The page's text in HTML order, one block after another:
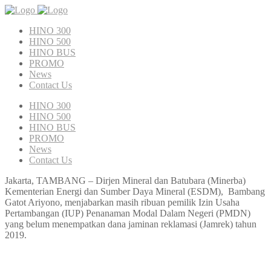
HINO 300
HINO 500
HINO BUS
PROMO
News
Contact Us
HINO 300
HINO 500
HINO BUS
PROMO
News
Contact Us
Jakarta, TAMBANG – Dirjen Mineral dan Batubara (Minerba)
Kementerian Energi dan Sumber Daya Mineral (ESDM), Bambang
Gatot Ariyono, menjabarkan masih ribuan pemilik Izin Usaha
Pertambangan (IUP) Penanaman Modal Dalam Negeri (PMDN)
yang belum menempatkan dana jaminan reklamasi (Jamrek) tahun
2019.